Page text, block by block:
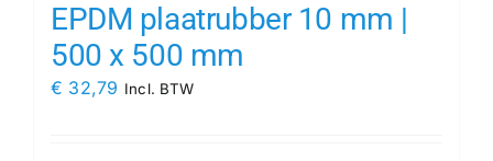
EPDM plaatrubber 10 mm |
500 x 500 mm
€ 32,79 Incl. BTW